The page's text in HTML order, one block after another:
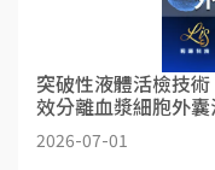
突破性液體活檢技
效分離血漿細胞外
2026-07-01